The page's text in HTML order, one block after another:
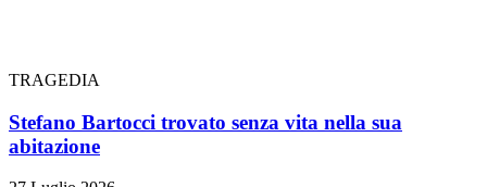
TRAGEDIA
Stefano Bartocci trovato senza vita nella sua
abitazione